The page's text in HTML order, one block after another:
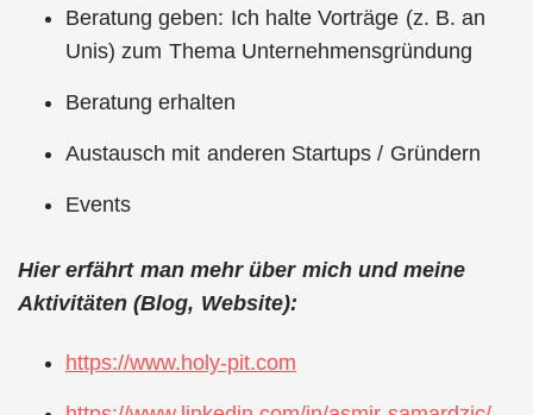
Beratung geben: Ich halte Vorträge (z. B. an
Unis) zum Thema Unternehmensgründung
Beratung erhalten
Austausch mit anderen Startups / Gründern
Events
Hier erfährt man mehr über mich und meine
Aktivitäten (Blog, Website):
https://www.holy-pit.com